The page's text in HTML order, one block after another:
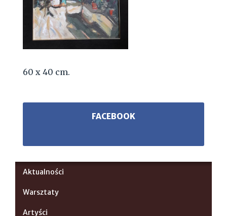
60 x 40 cm.
FACEBOOK
Aktualności
Warsztaty
Artyści